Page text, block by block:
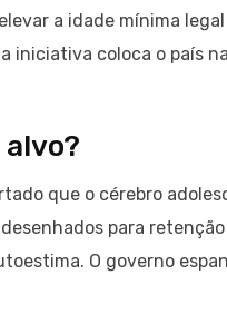
a idade mínima
iniciativa coloca o país
alvo?
que o cérebro
para
O governo